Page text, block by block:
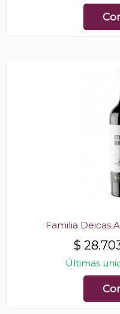
Familia Deicas
$
Últimas